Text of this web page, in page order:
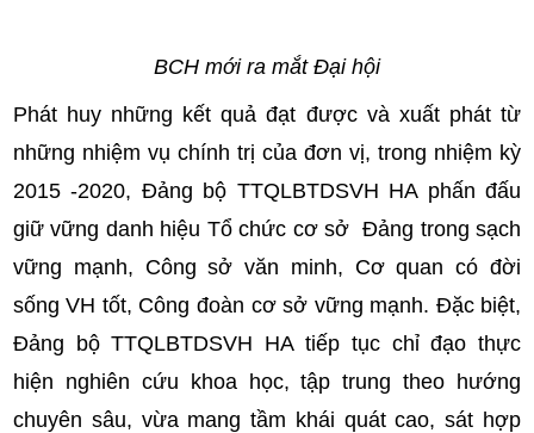
BCH mới ra mắt Đại hội
Phát huy những kết quả đạt được và xuất phát từ
những nhiệm vụ chính trị của đơn vị, trong nhiệm kỳ
2015 -2020, Đảng bộ TTQLBTDSVH HA phấn đấu
giữ vững danh hiệu Tổ chức cơ sở Đảng trong sạch
vững mạnh, Công sở văn minh, Cơ quan có đời
sống VH tốt, Công đoàn cơ sở vững mạnh. Đặc biệt,
Đảng bộ TTQLBTDSVH HA tiếp tục chỉ đạo thực
hiện nghiên cứu khoa học, tập trung theo hướng
chuyên sâu, vừa mang tầm khái quát cao, sát hợp